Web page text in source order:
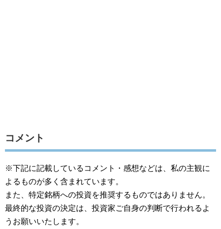
コメント
※下記に記載しているコメント・感想などは、私の主観に
よるものが多く含まれています。
また、特定銘柄への投資を推奨するものではありません。
最終的な投資の決定は、投資家ご自身の判断で行われるよ
うお願いいたします。